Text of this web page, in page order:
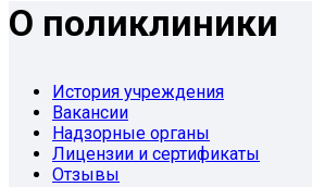
О поликлиники
История учреждения
Вакансии
Надзорные органы
Лицензии и сертификаты
Отзывы